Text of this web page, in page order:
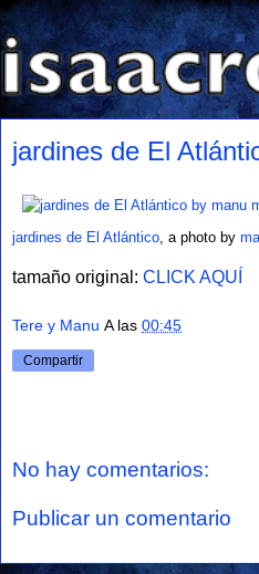
jardines de El
jardines de El Atlántico, a photo by
tamaño original: CLICK AQUÍ
Tere y Manu A las 00:45
Compartir
No hay comentarios:
Publicar un comentario